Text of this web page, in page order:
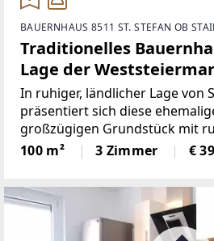
BAUERNHAUS 8511 ST. STEFAN OB
Traditionelles
Lage der
In ruhiger, ländlicher Lage von
präsentiert sich diese
großzügigen Grundstück mit
Die Liegenschaft vereint den
traditionellen Bauernhauses
100 m² 3 Zimmer €